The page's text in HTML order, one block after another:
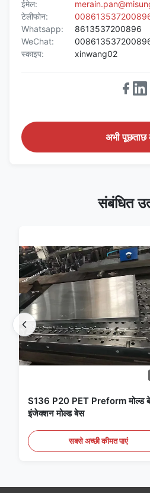
ईमेल:
टेलीफोन:
Whatsapp:
8613537200896
WeChat:
स्काइप:
xinwang02
अभी पूछताछ
संबंधित
S136 P20 PET Preform मोल्ड
इंजेक्शन मोल्ड बेस
सबसे अच्छी कीमत पाएं